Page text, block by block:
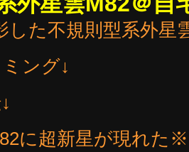
した不規則型系外星
ング↓
に超新星が現れた